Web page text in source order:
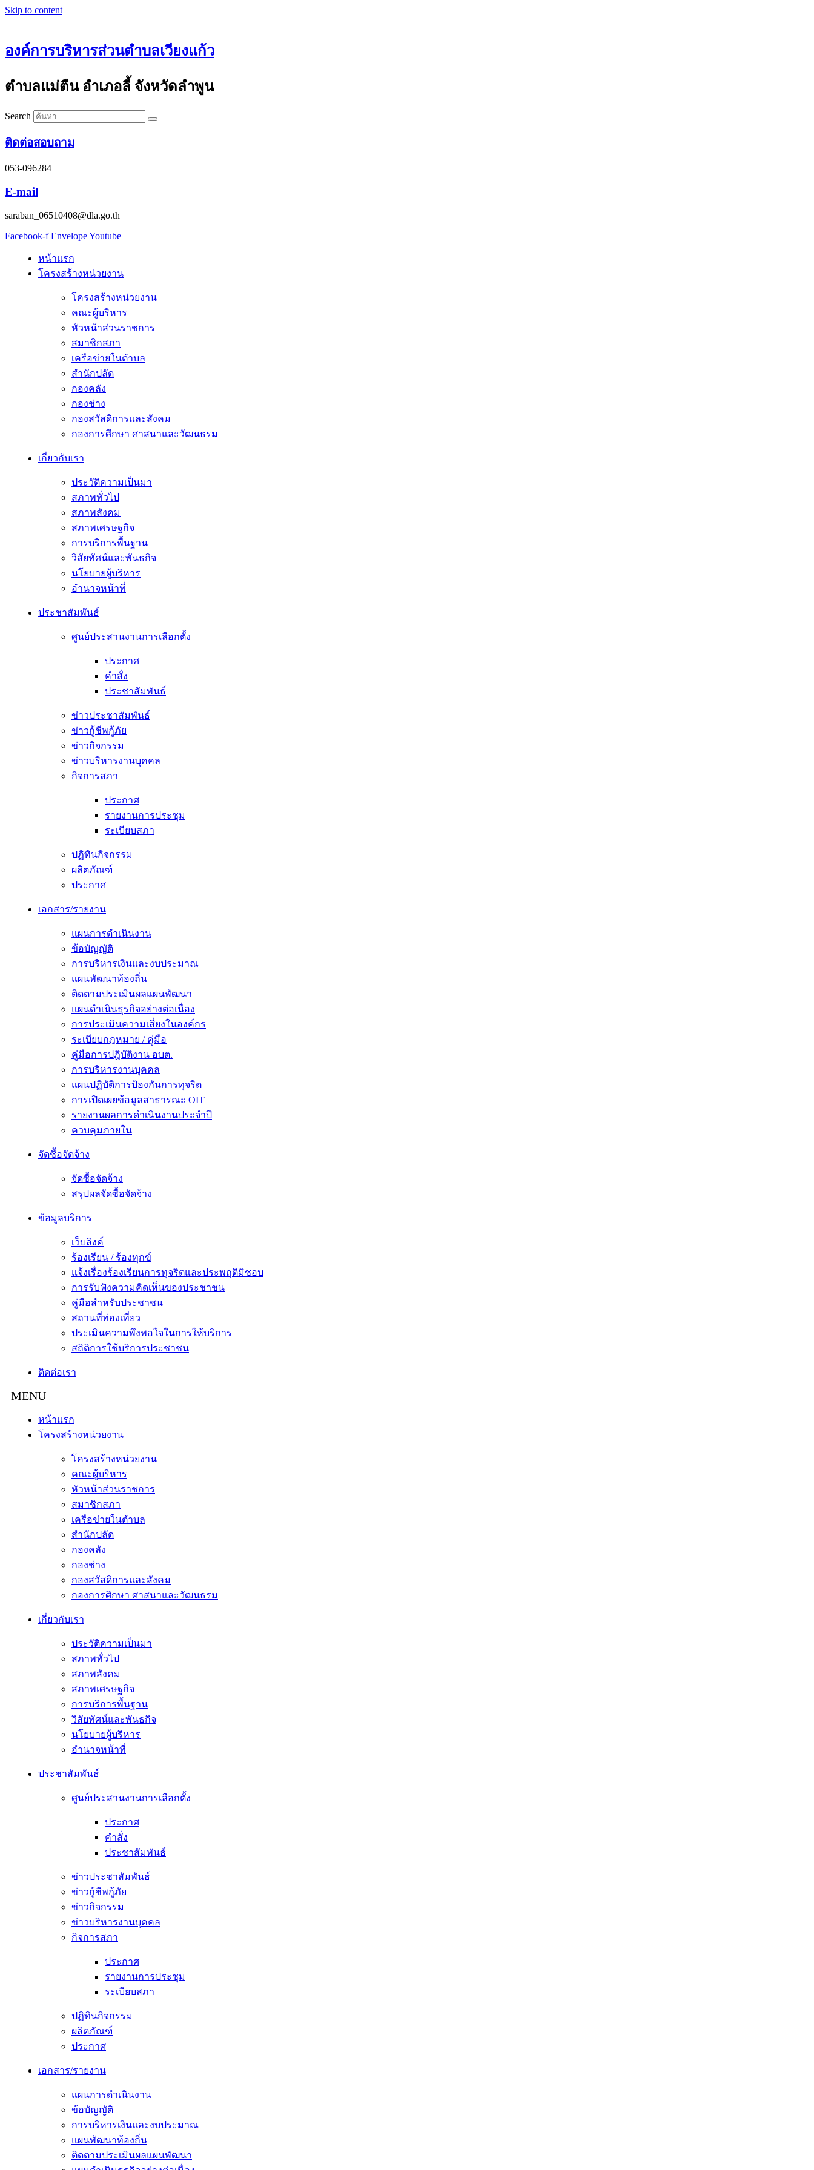
Skip to content
องค์การบริหารส่วนตำบลเวียงแก้ว
ตำบลแม่ตืน อำเภอลี้ จังหวัดลำพูน
Search
ติดต่อสอบถาม
053-096284
E-mail
saraban_06510408@dla.go.th
Facebook-f EnvelopeYoutube
หน้าแรก
โครงสร้างหน่วยงาน
โครงสร้างหน่วยงาน
คณะผู้บริหาร
หัวหน้าส่วนราชการ
สมาชิกสภา
เครือข่ายในตำบล
สำนักปลัด
กองคลัง
กองช่าง
กองสวัสดิการและสังคม
กองการศึกษา ศาสนาและวัฒนธรม
เกี่ยวกับเรา
ประวัติความเป็นมา
สภาพทั่วไป
สภาพสังคม
สภาพเศรษฐกิจ
การบริการพื้นฐาน
วิสัยทัศน์และพันธกิจ
นโยบายผู้บริหาร
อํานาจหน้าที่
ประชาสัมพันธ์
ศูนย์ประสานงานการเลือกตั้ง
ประกาศ
คำสั่ง
ประชาสัมพันธ์
ข่าวประชาสัมพันธ์
ข่าวกู้ชีพกู้ภัย
ข่าวกิจกรรม
ข่าวบริหารงานบุคคล
กิจการสภา
ประกาศ
รายงานการประชุม
ระเบียบสภา
ปฏิทินกิจกรรม
ผลิตภัณฑ์
ประกาศ
เอกสาร/รายงาน
แผนการดำเนินงาน
ข้อบัญญัติ
การบริหารเงินและงบประมาณ
แผนพัฒนาท้องถิ่น
ติดตามประเมินผลแผนพัฒนา
แผนดำเนินธุรกิจอย่างต่อเนื่อง
การประเมินความเสี่ยงในองค์กร
ระเบียบกฎหมาย / คู่มือ
คู่มือการปฎิบัติงาน อบต.
การบริหารงานบุคคล
แผนปฏิบัติการป้องกันการทุจริต
การเปิดเผยข้อมูลสาธารณะ OIT
รายงานผลการดำเนินงานประจำปี
ควบคุมภายใน
จัดซื้อจัดจ้าง
จัดซื้อจัดจ้าง
สรุปผลจัดซื้อจัดจ้าง
ข้อมูลบริการ
เว็บลิงค์
ร้องเรียน / ร้องทุกข์
แจ้งเรื่องร้องเรียนการทุจริตและประพฤติมิชอบ
การรับฟังความคิดเห็นของประชาชน
คู่มือสำหรับประชาชน
สถานที่ท่องเที่ยว
ประเมินความพึงพอใจในการให้บริการ
สถิติการใช้บริการประชาชน
ติดต่อเรา
หน้าแรก
โครงสร้างหน่วยงาน
โครงสร้างหน่วยงาน
คณะผู้บริหาร
หัวหน้าส่วนราชการ
สมาชิกสภา
เครือข่ายในตำบล
สำนักปลัด
กองคลัง
กองช่าง
กองสวัสดิการและสังคม
กองการศึกษา ศาสนาและวัฒนธรม
เกี่ยวกับเรา
ประวัติความเป็นมา
สภาพทั่วไป
สภาพสังคม
สภาพเศรษฐกิจ
การบริการพื้นฐาน
วิสัยทัศน์และพันธกิจ
นโยบายผู้บริหาร
อํานาจหน้าที่
ประชาสัมพันธ์
ศูนย์ประสานงานการเลือกตั้ง
ประกาศ
คำสั่ง
ประชาสัมพันธ์
ข่าวประชาสัมพันธ์
ข่าวกู้ชีพกู้ภัย
ข่าวกิจกรรม
ข่าวบริหารงานบุคคล
กิจการสภา
ประกาศ
รายงานการประชุม
ระเบียบสภา
ปฏิทินกิจกรรม
ผลิตภัณฑ์
ประกาศ
เอกสาร/รายงาน
แผนการดำเนินงาน
ข้อบัญญัติ
การบริหารเงินและงบประมาณ
แผนพัฒนาท้องถิ่น
ติดตามประเมินผลแผนพัฒนา